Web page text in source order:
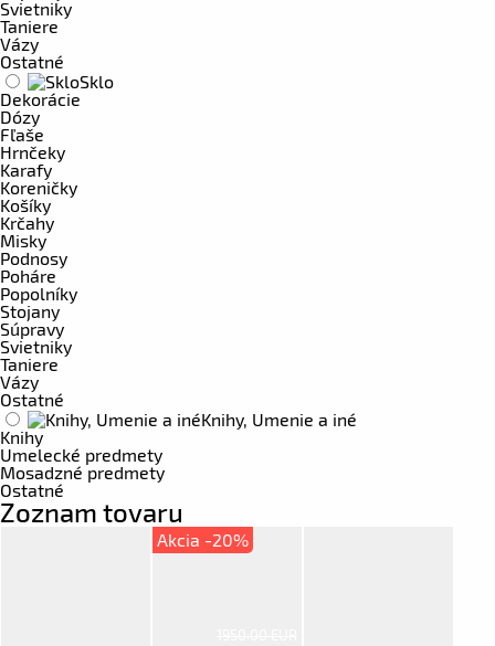
Svietniky
Taniere
Vázy
Ostatné
Sklo
Dekorácie
Dózy
Fľaše
Hrnčeky
Karafy
Koreničky
Košíky
Krčahy
Misky
Podnosy
Poháre
Popolníky
Stojany
Súpravy
Svietniky
Taniere
Vázy
Ostatné
Knihy, Umenie a iné
Knihy
Umelecké predmety
Mosadzné predmety
Ostatné
Zoznam tovaru
Akcia -20%